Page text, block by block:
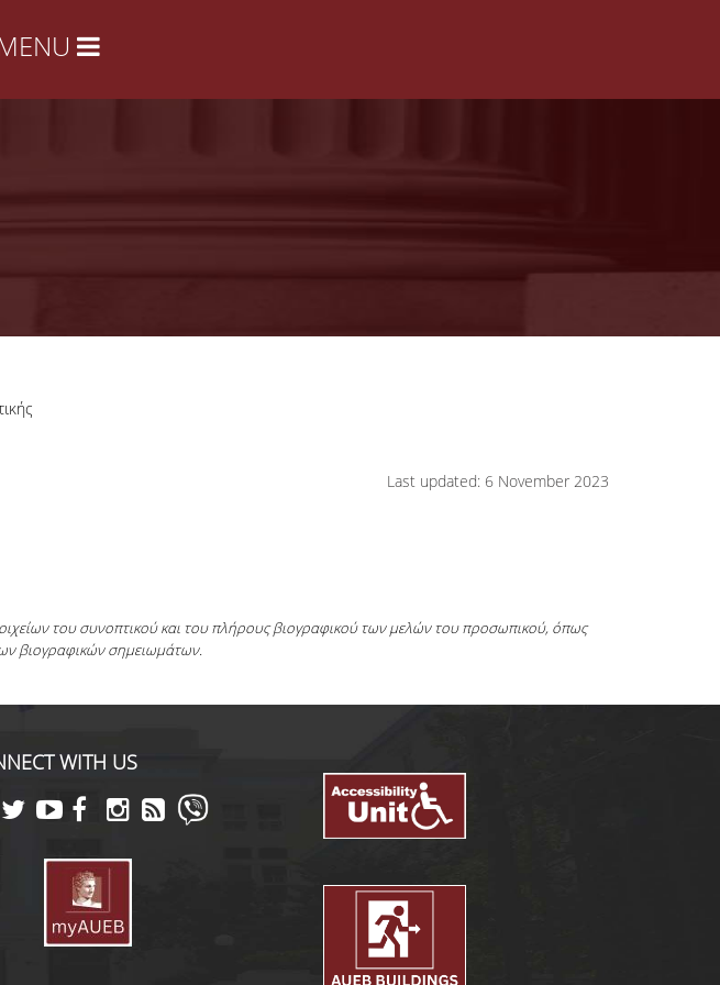
Last updated: 6 November 2023
του συνοπτικού και του πλήρους βιογραφικού των μελών του προσωπικού, όπως
βιογραφικών σημειωμάτων.
WITH US